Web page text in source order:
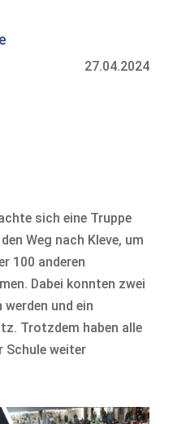
27.04.2024
sich eine Truppe
Weg nach Kleve, um
100 anderen
Dabei konnten zwei
und ein
Trotzdem haben alle
Schule weiter